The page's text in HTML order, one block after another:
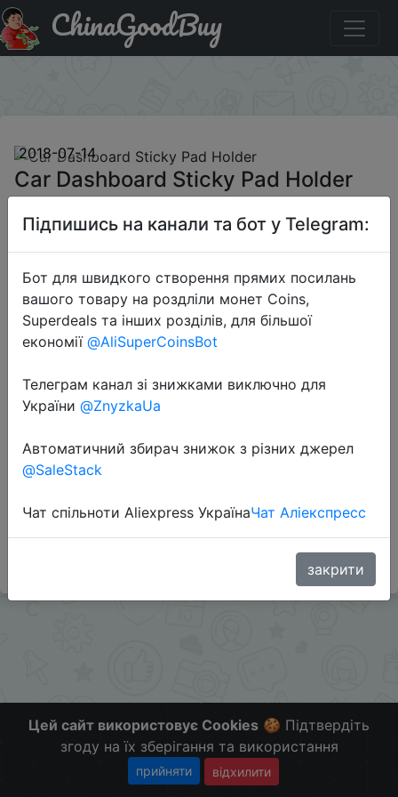
Код на знижку IT$MPCARH Car Dashboard Sticky Pad
Holder
ChinaGoodBuy
2018-07-14
Car Dashboard Sticky Pad Holder
$0.99
Промокод:"IT$MPCARH"
Перейти до магазину
Додаткова інформація відсутня.
каналі:
ZnyzhkaUA
Цей сайт використовує Cookies 🍪 Підтвердіть
згоду на їх зберігання та використання
прийняти відхилити
Підпишись на канали та бот у Telegram:
Бот для швидкого створення прямих посилань
вашого товару на роздліли монет Coins,
Superdeals та інших розділів, для більшої
економії @AliSuperCoinsBot
Телеграм канал зі знижками виключно для
України @ZnyzkaUa
Автоматичний збирач знижок з різних джерел
@SaleStack
Чат спільноти Aliexpress УкраїнаЧат Аліекспресс
закрити